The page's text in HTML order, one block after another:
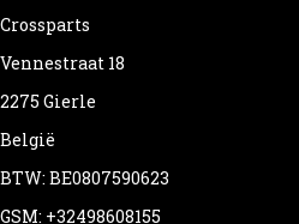
Crossparts
Vennestraat 18
2275 Gierle
België
BTW: BE0807590623
GSM: +32498608155